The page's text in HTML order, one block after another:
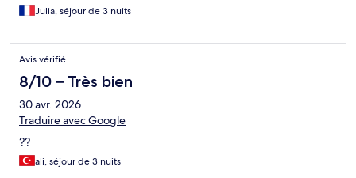
Julia, séjour de 3 nuits
Avis vérifié
8/10 – Très bien
30 avr. 2026
Traduire avec Google
??
ali, séjour de 3 nuits